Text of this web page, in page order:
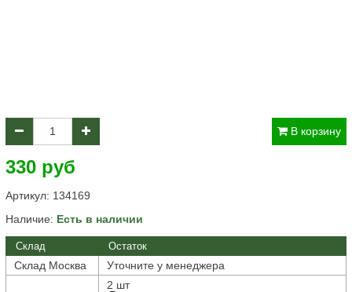
В корзину
330 руб
Артикул: 134169
Наличие: Есть в наличии
Склад Остаток
Склад Москва Уточните у менеджера
2 шт